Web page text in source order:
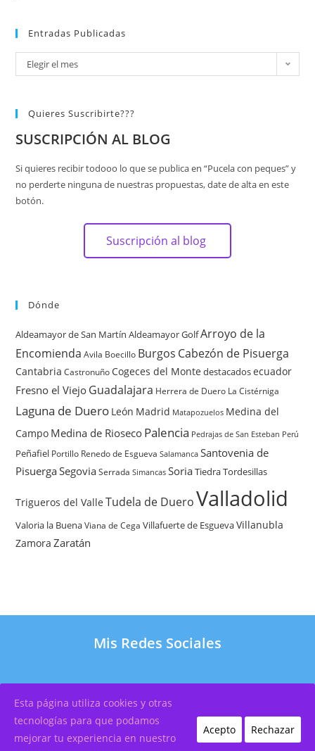
Entradas Publicadas
Elegir el mes
Quieres Suscribirte???
SUSCRIPCIÓN AL BLOG
Si quieres recibir todooo lo que se publica en “Pucela con peques” y
no perderte ninguna de nuestras propuestas, date de alta en este
botón.
Suscripción al blog
Dónde
Aldeamayor de San Martín Aldeamayor GolfArroyo de la
Encomienda Avila Boecillo Burgos Cabezón de Pisuerga
Cantabria Castronuño Cogeces del Monte destacadosecuador
Fresno el Viejo Guadalajara Herrera de Duero La Cistérniga
Laguna de Duero León Madrid Matapozuelos Medina del
Campo Medina de Rioseco Palencia Pedrajas de San Esteban Perú
Peñafiel Portillo Renedo de Esgueva Salamanca Santovenia de
PisuergaSegovia Serrada Simancas SoriaTiedraTordesillas
Trigueros del Valle Tudela de Duero Valladolid
Valoria la Buena Viana de Cega Villafuerte de EsguevaVillanubla
Zamora Zaratán
Mis Redes Sociales
Copyright 2026 – Por OscarXavier Diseño Web
Política de Cookies|Aviso Legal |Política de
Esta página utiliza cookies y otras
tecnologías para que podamos
mejorar tu experiencia en nuestro
Acepto Rechazar